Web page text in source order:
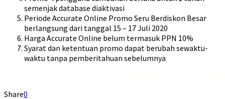
semenjak database diaktivasi
Periode Accurate Online Promo Seru Berdiskon Besar
berlangsung dari tanggal 15 – 17 Juli 2020
Harga Accurate Online belum termasuk PPN 10%
Syarat dan ketentuan promo dapat berubah sewaktu-
waktu tanpa pemberitahuan sebelumnya
Share0